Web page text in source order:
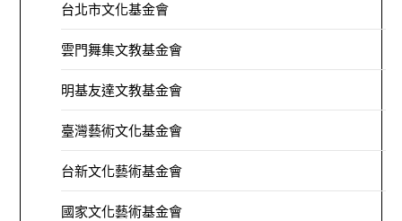
台北市文化基金會
雲門舞集文教基金會
明基友達文教基金會
臺灣藝術文化基金會
台新文化藝術基金會
國家文化藝術基金會